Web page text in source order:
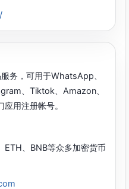
务，可用于WhatsApp、
、Tiktok、Amazon、
用注册帐号。
ETH、BNB等众多加密货币